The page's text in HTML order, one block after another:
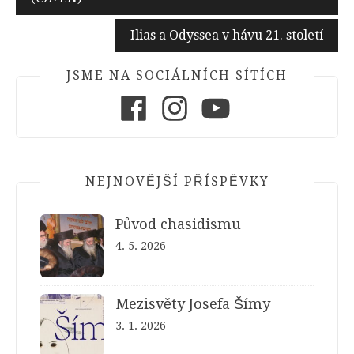
pro
Ilias a Odyssea v hávu 21. století
JSME NA SOCIÁLNÍCH SÍTÍCH
NEJNOVĚJŠÍ PŘÍSPĚVKY
Původ chasidismu
4. 5. 2026
Mezisvěty Josefa Šímy
3. 1. 2026